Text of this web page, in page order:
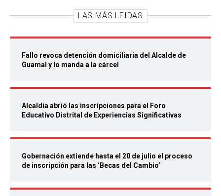
LAS MÁS LEIDAS
Fallo revoca detención domiciliaria del Alcalde de
Guamal y lo manda a la cárcel
Alcaldía abrió las inscripciones para el Foro
Educativo Distrital de Experiencias Significativas
Gobernación extiende hasta el 20 de julio el proceso
de inscripción para las ‘Becas del Cambio’